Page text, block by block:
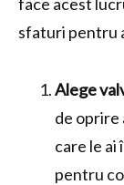
sfaturi pentru
Alege
de oprire
care le ai
pentru